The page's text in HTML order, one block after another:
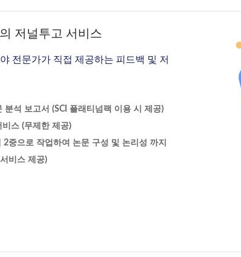
저널투고 서비스
전문가가 직접 제공하는 피드백 및 저
석 보고서 (SCI 플래티넘팩 이용 시 제공)
스 (무제한 제공)
중으로 작업하여 논문 구성 및 논리성 까지
비스 제공)